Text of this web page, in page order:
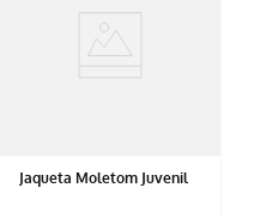
Jaqueta Moletom Juvenil